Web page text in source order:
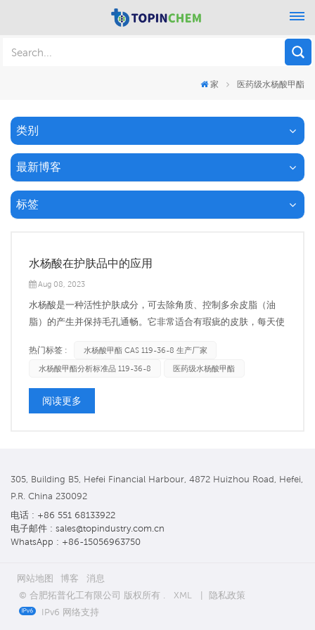
家 医药级水杨酸甲酯
类别
最新博客
标签
水杨酸在护肤品中的应用
Aug 08, 2023
水杨酸是一种活性护肤成分，可去除角质、控制多余皮脂（油
脂）的产生并保持毛孔通畅。它非常适合有瑕疵的皮肤，每天使
品中，但也可用于祛痘化妆品和去屑洗发水中。护肤化妆品成分
水杨酸 有不同浓度可供选择，每种浓度均针对特定目的而设
计。较高浓度的水杨酸用...
热门标签 :
水杨酸甲酯 CAS 119-36-8 生产厂家
水杨酸甲酯分析标准品 119-36-8
医药级水杨酸甲酯
阅读更多
305, Building B5, Hefei Financial Harbour, 4872 Huizhou Road, Hefei,
P.R. China 230092
电话 : +86 551 68133922
电子邮件 : sales@topindustry.com.cn
WhatsApp : +86-15056963750
网站地图 博客
消息
© 合肥拓普化工有限公司 版权所有 .
XML
隐私政策
IPv6 网络支持